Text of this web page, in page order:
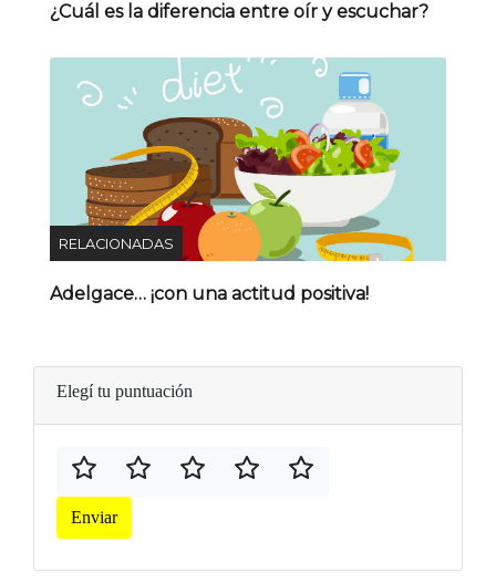
¿Cuál es la diferencia entre oír y escuchar?
RELACIONADAS
Adelgace… ¡con una actitud positiva!
Elegí tu puntuación
Enviar